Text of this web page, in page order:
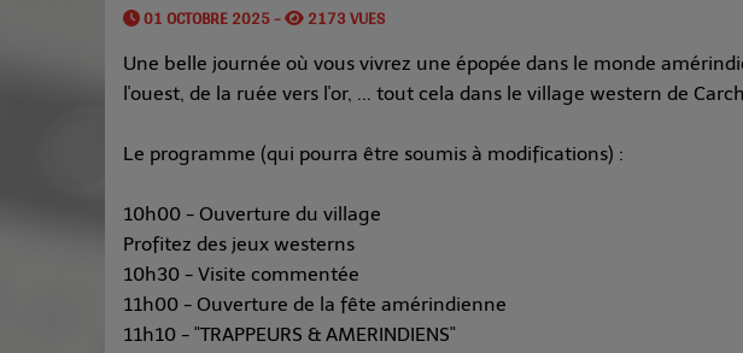
01 OCTOBRE 2025 - 2173 VUES
Une belle journée où vous vivrez une épopée dans le monde
l'ouest, de la ruée vers l'or, ... tout cela dans le village western de
Le programme (qui pourra être soumis à modifications) :
10h00 - Ouverture du village
Profitez des jeux westerns
10h30 - Visite commentée
11h00 - Ouverture de la fête amérindienne
11h10 - "TRAPPEURS & AMERINDIENS"